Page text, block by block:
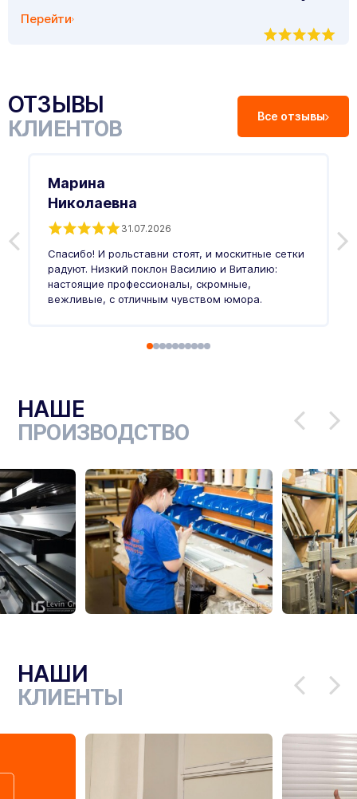
Перейти
ОТЗЫВЫ
КЛИЕНТОВ Все отзывы
Марина
Николаевна
31.07.2026
Спасибо! И рольставни стоят, и москитные сетки
радуют. Низкий поклон Василию и Виталию:
настоящие профессионалы, скромные,
вежливые, с отличным чувством юмора.
НАШЕ
ПРОИЗВОДСТВО
НАШИ
КЛИЕНТЫ